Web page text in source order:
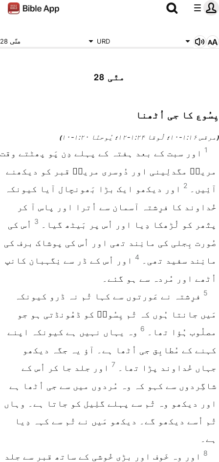
متّی 28 URD
متّی 28
یِسُوع کا جی اُٹھنا
( مرقس ۱۶‏:۱‏-۱۰ ؛ لُوقا ۲۴‏:۱‏-۱۲ ؛ یُوحنّا ۲۰‏:۱‏-۱۰ )
1
اور سبت کے بعد ہفتہ کے پہلے دِن پَو پھٹتے وقت
مریمؔ مگدلِینی اور دُوسری مریمؔ قبر کو دیکھنے
آئِیں۔
2
اور دیکھو ایک بڑا بَھونچال آیا کیونکہ
خُداوند کا فرِشتہ آسمان سے اُترا اور پاس آ کر
پتّھر کو لُڑھکا دِیا اور اُس پر بَیٹھ گیا۔
3 اُس کی
صُورت بِجلی کی مانِند تھی اور اُس کی پوشاک برف کی
مانِند سفید تھی۔
4
اور اُس کے ڈر سے نِگہبان کانپ
اُٹھے اور مُردہ سے ہو گئے۔
5 فرِشتہ نے عَورتوں سے کہا تُم نہ ڈرو کیونکہ
مَیں جانتا ہُوں کہ تُم یِسُوعؔ کو ڈھُونڈتی ہو جو
مصلُوب ہُؤا تھا۔
6 وہ یہاں نہیں ہے کیونکہ اپنے
کہنے کے مُطابِق جی اُٹھا ہے۔ آؤ یہ جگہ دیکھو
جہاں خُداوند پڑا تھا۔
7 اور جلد جا کر اُس کے
شاگِردوں سے کہو کہ وہ مُردوں میں سے جی اُٹھا ہے
اور دیکھو وہ تُم سے پہلے گلِیل کو جاتا ہے۔ وہاں
تُم اُسے دیکھو گے۔ دیکھو مَیں نے تُم سے کہہ دِیا
ہے۔
8
اور وہ خَوف اور بڑی خُوشی کے ساتھ قبر سے جلد